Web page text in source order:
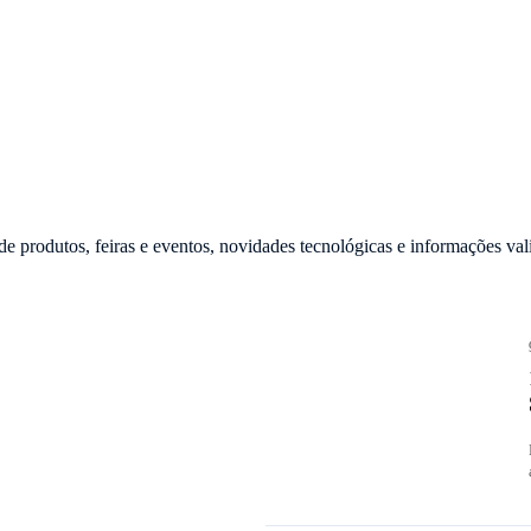
produtos, feiras e eventos, novidades tecnológicas e informações